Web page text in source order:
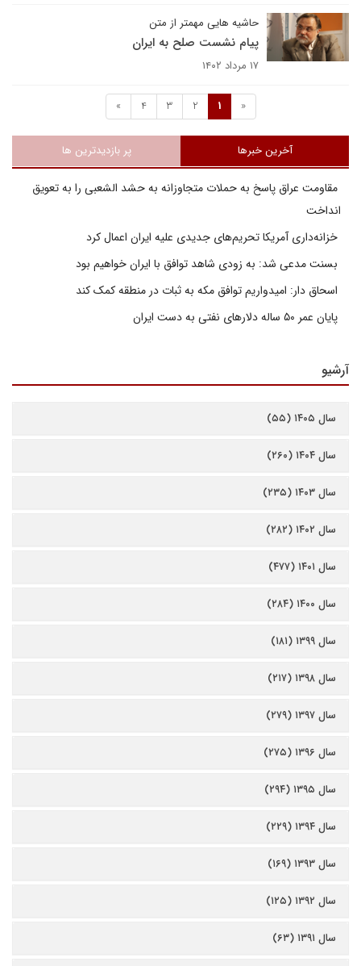
حاشیه هایی مهمتر از متن
پیام نشست صلح به ایران
۱۷ مرداد ۱۴۰۲
«
1
2
3
4
»
آخرین خبرها پر بازدیدترین ها
مقاومت عراق پاسخ به حملات متجاوزانه به حشد الشعبی را به تعویق
انداخت
خزانه‌داری آمریکا تحریم‌های جدیدی علیه ایران اعمال کرد
بسنت مدعی شد: به زودی شاهد توافق با ایران خواهیم بود
اسحاق دار: امیدواریم توافق مکه به ثبات در منطقه کمک کند
پایان عمر ۵۰ ساله دلارهای نفتی به دست ایران
آرشیو
سال ۱۴۰۵ (۵۵)
سال ۱۴۰۴ (۲۶۰)
سال ۱۴۰۳ (۲۳۵)
سال ۱۴۰۲ (۲۸۲)
سال ۱۴۰۱ (۴۷۷)
سال ۱۴۰۰ (۲۸۴)
سال ۱۳۹۹ (۱۸۱)
سال ۱۳۹۸ (۲۱۷)
سال ۱۳۹۷ (۲۷۹)
سال ۱۳۹۶ (۲۷۵)
سال ۱۳۹۵ (۲۹۴)
سال ۱۳۹۴ (۲۲۹)
سال ۱۳۹۳ (۱۶۹)
سال ۱۳۹۲ (۱۲۵)
سال ۱۳۹۱ (۶۳)